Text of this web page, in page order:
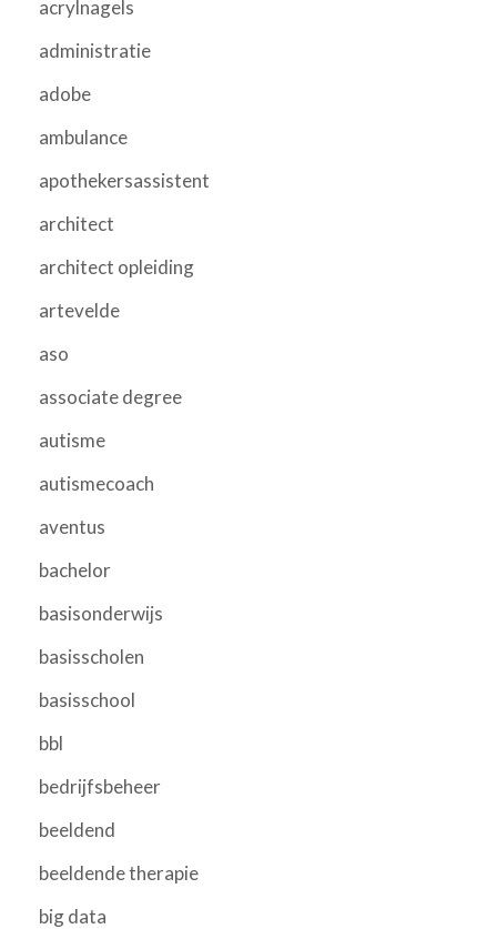
acrylnagels
administratie
adobe
ambulance
apothekersassistent
architect
architect opleiding
artevelde
aso
associate degree
autisme
autismecoach
aventus
bachelor
basisonderwijs
basisscholen
basisschool
bbl
bedrijfsbeheer
beeldend
beeldende therapie
big data